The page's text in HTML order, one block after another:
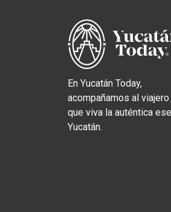
En Yucatán Today,
acompañamos al viajero
que viva la auténtica
Yucatán.